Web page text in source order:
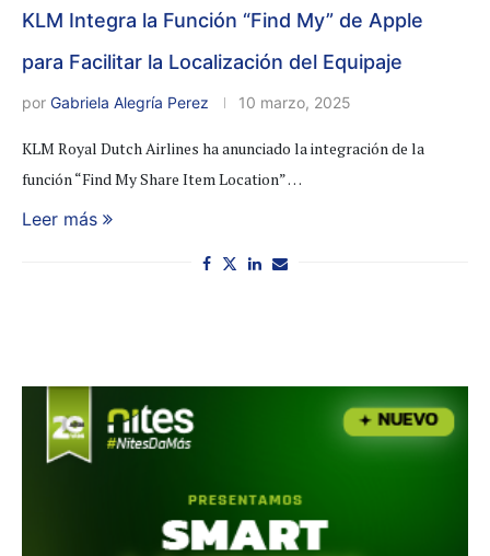
KLM Integra la Función “Find My” de Apple
para Facilitar la Localización del Equipaje
por Gabriela Alegría Perez 10 marzo, 2025
KLM Royal Dutch Airlines ha anunciado la integración de la
función “Find My Share Item Location” …
Leer más